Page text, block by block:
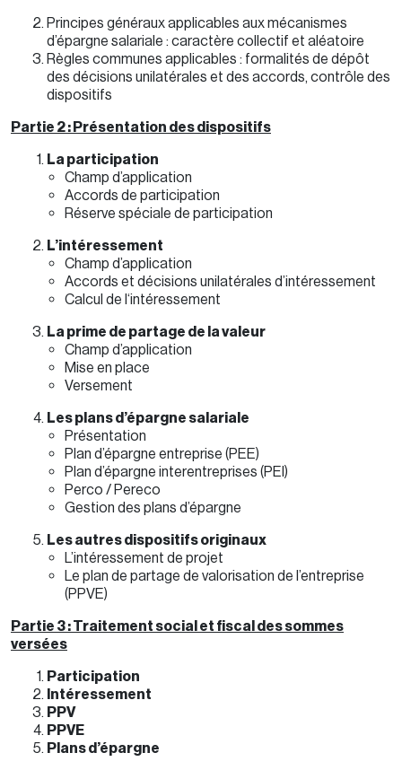
Principes généraux applicables aux mécanismes
d’épargne salariale : caractère collectif et aléatoire
Règles communes applicables : formalités de dépôt
des décisions unilatérales et des accords, contrôle des
dispositifs
Partie 2 : Présentation des dispositifs
La participation
Champ d’application
Accords de participation
Réserve spéciale de participation
L’intéressement
Champ d’application
Accords et décisions unilatérales d’intéressement
Calcul de l‘intéressement
La prime de partage de la valeur
Champ d’application
Mise en place
Versement
Les plans d’épargne salariale
Présentation
Plan d’épargne entreprise (PEE)
Plan d’épargne interentreprises (PEI)
Perco / Pereco
Gestion des plans d’épargne
Les autres dispositifs originaux
L’intéressement de projet
Le plan de partage de valorisation de l’entreprise
(PPVE)
Partie 3 : Traitement social et fiscal des sommes
versées
Participation
Intéressement
PPV
PPVE
Plans d’épargne